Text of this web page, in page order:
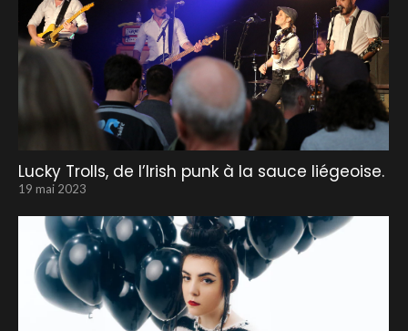
Lucky Trolls, de l’Irish punk à la sauce liégeoise.
19 mai 2023